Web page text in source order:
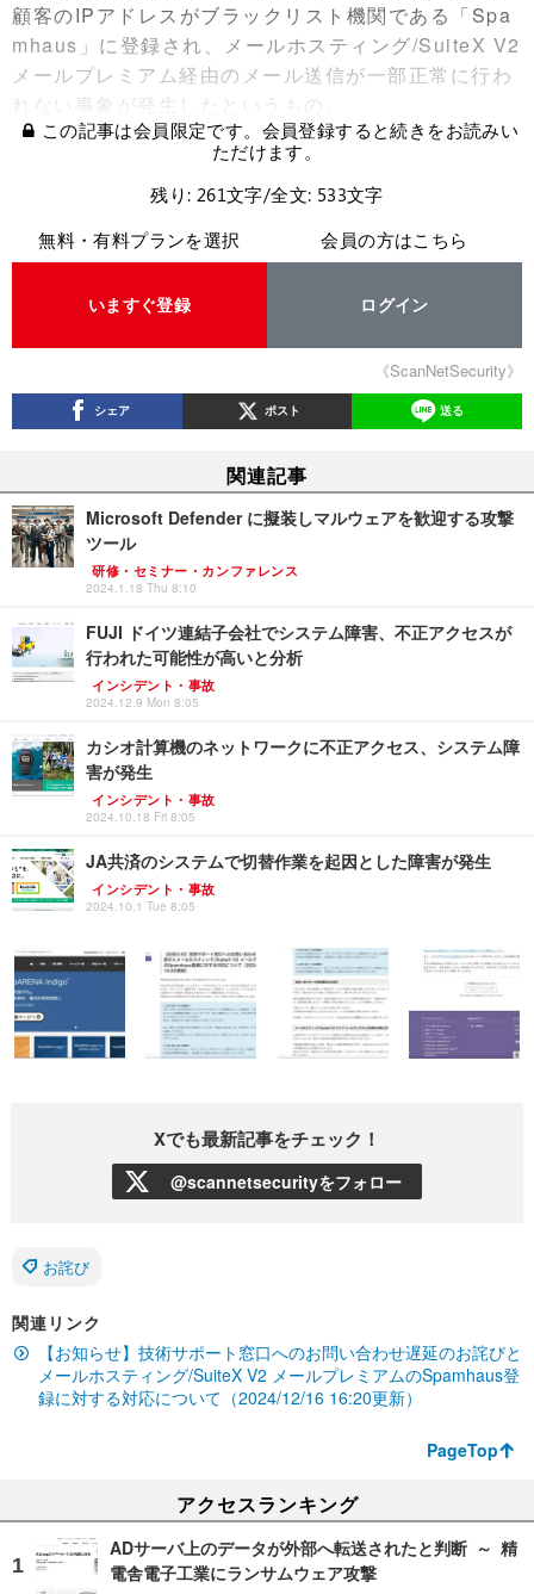
顧客のIPアドレスがブラックリスト機関である「Spa
mhaus」に登録され、メールホスティング/SuiteX V2
メールプレミアム経由のメール送信が一部正常に行わ
れない事象が発生したというもの。
この記事は会員限定です。会員登録すると続きをお読みい
ただけます。
残り: 261文字/全文: 533文字
無料・有料プランを選択
いますぐ登録
会員の方はこちら
ログイン
《ScanNetSecurity》
シェア ポスト 送る
関連記事
Microsoft Defender に擬装しマルウェアを歓迎する攻撃
ツール
研修・セミナー・カンファレンス
2024.1.18 Thu 8:10
FUJI ドイツ連結子会社でシステム障害、不正アクセスが
行われた可能性が高いと分析
インシデント・事故
2024.12.9 Mon 8:05
カシオ計算機のネットワークに不正アクセス、システム障
害が発生
インシデント・事故
2024.10.18 Fri 8:05
JA共済のシステムで切替作業を起因とした障害が発生
インシデント・事故
2024.10.1 Tue 8:05
Xでも最新記事をチェック！
@scannetsecurityをフォロー
お詫び
関連リンク
【お知らせ】技術サポート窓口へのお問い合わせ遅延のお詫びと
メールホスティング/SuiteX V2 メールプレミアムのSpamhaus登
録に対する対応について（2024/12/16 16:20更新）
PageTop
アクセスランキング
ADサーバ上のデータが外部へ転送されたと判断 ～ 精
電舎電子工業にランサムウェア攻撃